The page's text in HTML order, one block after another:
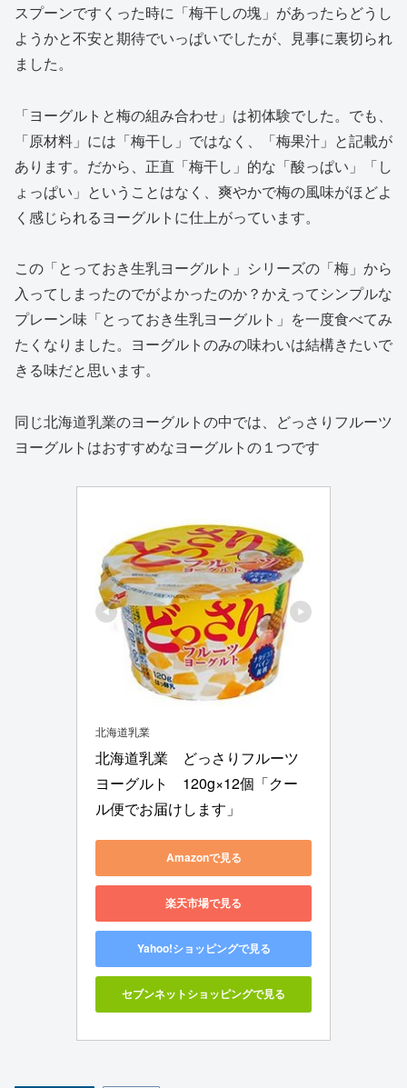
スプーンですくった時に「梅干しの塊」があったらどうし
ようかと不安と期待でいっぱいでしたが、見事に裏切られ
ました。
「ヨーグルトと梅の組み合わせ」は初体験でした。でも、
「原材料」には「梅干し」ではなく、「梅果汁」と記載が
あります。だから、正直「梅干し」的な「酸っぱい」「し
ょっぱい」ということはなく、爽やかで梅の風味がほどよ
く感じられるヨーグルトに仕上がっています。
この「とっておき生乳ヨーグルト」シリーズの「梅」から
入ってしまったのでがよかったのか？かえってシンプルな
プレーン味「とっておき生乳ヨーグルト」を一度食べてみ
たくなりました。ヨーグルトのみの味わいは結構きたいで
きる味だと思います。
同じ北海道乳業のヨーグルトの中では、どっさりフルーツ
ヨーグルトはおすすめなヨーグルトの１つです
北海道乳業
北海道乳業　どっさりフルーツ
ヨーグルト　120g×12個「クー
ル便でお届けします」
Amazonで見る
楽天市場で見る
Yahoo!ショッピングで見る
セブンネットショッピングで見る